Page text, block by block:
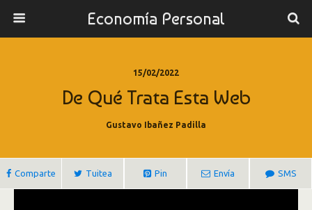
Economía Personal
15/02/2022
De Qué Trata Esta Web
Gustavo Ibañez Padilla
Comparte Tuitea Pin Envía SMS